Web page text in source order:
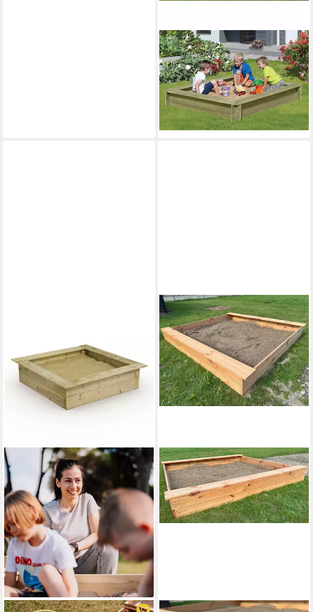
GARTENPIRAT
Sandkasten aus Kiefernholz
imprägniert KDI Aufbau mit
Stecksystem
313,95 €
lieferbar - in 6-7 Werktagen bei dir